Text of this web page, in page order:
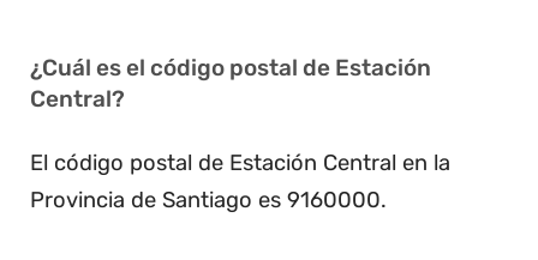
¿Cuál es el código postal de Estación
Central?
El código postal de Estación Central en la
Provincia de Santiago es 9160000.